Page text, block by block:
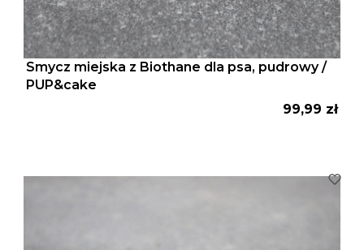
Smycz miejska z Biothane dla psa, pudrowy /
PUP&cake
Cena
99,99 zł